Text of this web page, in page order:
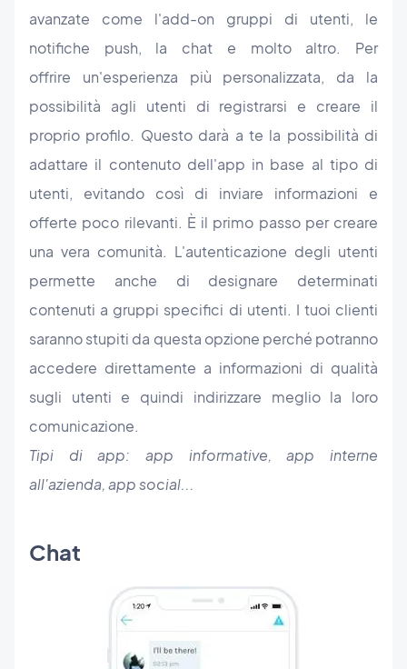
avanzate come l'add-on gruppi di utenti, le
notifiche push, la chat e molto altro. Per
offrire un'esperienza più personalizzata, da la
possibilità agli utenti di registrarsi e creare il
proprio profilo. Questo darà a te la possibilità di
adattare il contenuto dell'app in base al tipo di
utenti, evitando così di inviare informazioni e
offerte poco rilevanti. È il primo passo per creare
una vera comunità. L'autenticazione degli utenti
permette anche di designare determinati
contenuti a gruppi specifici di utenti. I tuoi clienti
saranno stupiti da questa opzione perché potranno
accedere direttamente a informazioni di qualità
sugli utenti e quindi indirizzare meglio la loro
comunicazione.
Tipi di app: app informative, app interne
all'azienda, app social...
Chat